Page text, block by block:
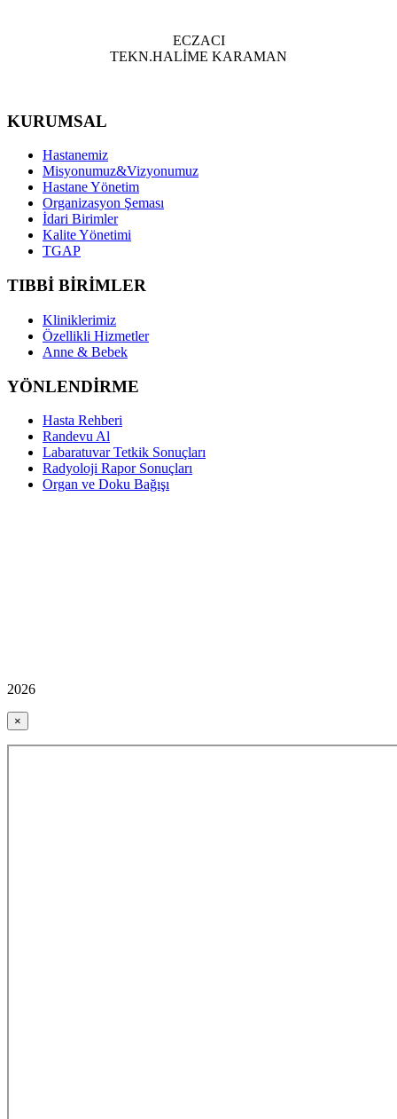
ECZACI
TEKN.HALİME KARAMAN
KURUMSAL
Hastanemiz
Misyonumuz&Vizyonumuz
Hastane Yönetim
Organizasyon Şeması
İdari Birimler
Kalite Yönetimi
TGAP
TIBBİ BİRİMLER
Kliniklerimiz
Özellikli Hizmetler
Anne & Bebek
YÖNLENDİRME
Hasta Rehberi
Randevu Al
Labaratuvar Tetkik Sonuçları
Radyoloji Rapor Sonuçları
Organ ve Doku Bağışı
2026
×